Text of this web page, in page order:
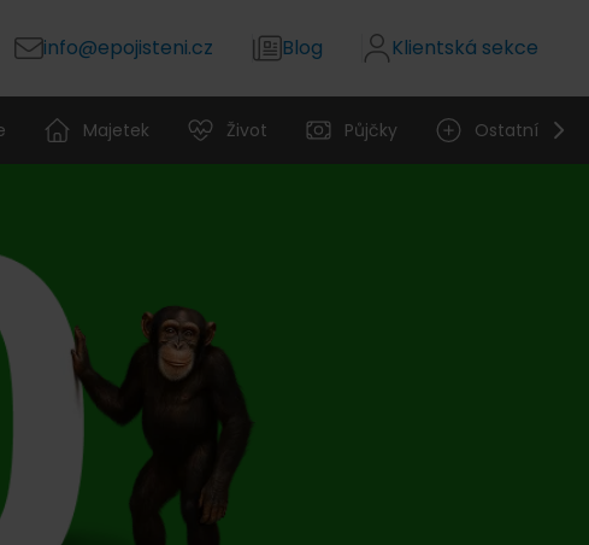
info@epojisteni.cz Blog Klientská sekce
Majetek Život Půjčky Ostatní